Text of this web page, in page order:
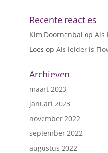
Recente reacties
Kim Doornenbal op Als
Loes op Als leider is
Archieven
maart 2023
januari 2023
november 2022
september 2022
augustus 2022